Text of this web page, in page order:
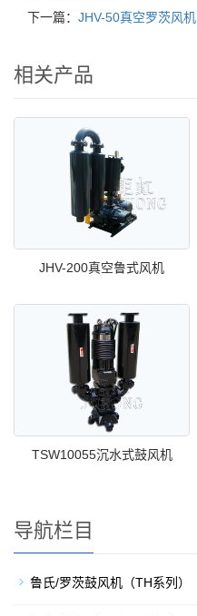
下一篇： JHV-50真空罗茨风机
相关产品
JHV-200真空鲁式风机
TSW10055沉水式鼓风机
导航栏目
鲁氏/罗茨鼓风机（TH系列）